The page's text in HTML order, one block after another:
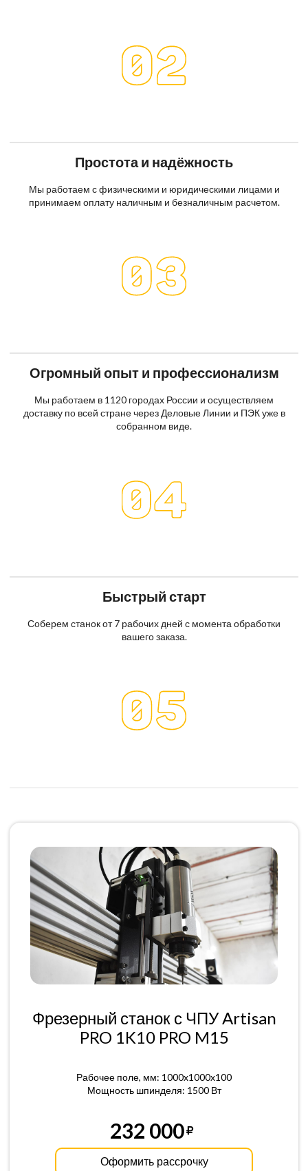
Простота и надёжность
Мы работаем с физическими и юридическими лицами и
принимаем оплату наличным и безналичным расчетом.
Огромный опыт и профессионализм
Мы работаем в 1120 городах России и осуществляем
доставку по всей стране через Деловые Линии и ПЭК уже в
собранном виде.
Быстрый старт
Соберем станок от 7 рабочих дней с момента обработки
вашего заказа.
Фрезерный станок с ЧПУ Artisan
PRO 1K10 PRO M15
Рабочее поле, мм: 1000x1000x100
Мощность шпинделя: 1500 Вт
232 000
Оформить рассрочку